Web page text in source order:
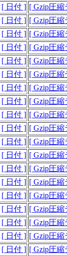
[ 日付 ] [ Gzip圧
[ 日付 ] [ Gzip圧
[ 日付 ] [ Gzip圧
[ 日付 ] [ Gzip圧
[ 日付 ] [ Gzip圧縮
[ 日付 ] [ Gzip圧
[ 日付 ] [ Gzip圧縮
[ 日付 ] [ Gzip圧
[ 日付 ] [ Gzip圧
[ 日付 ] [ Gzip圧
[ 日付 ] [ Gzip圧
[ 日付 ] [ Gzip圧
[ 日付 ] [ Gzip圧
[ 日付 ] [ Gzip圧
[ 日付 ] [ Gzip圧
[ 日付 ] [ Gzip圧縮
[ 日付 ] [ Gzip圧
[ 日付 ] [ Gzip圧
[ 日付 ] [ Gzip圧